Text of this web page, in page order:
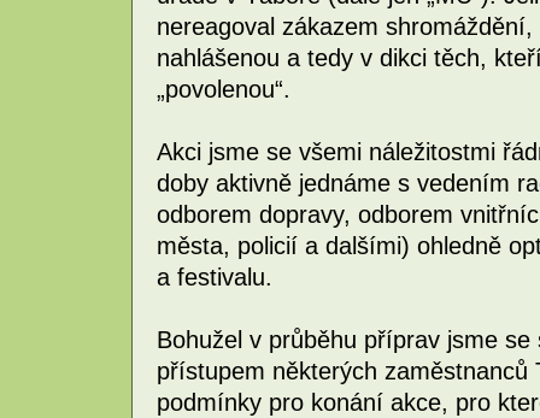
nereagoval zákazem
nahlášenou a tedy v dikci těch,
„povolenou“.
Akci jsme se všemi náležitostmi
doby aktivně jednáme s vedením
odborem dopravy, odborem
města, policií a dalšími) ohledně
a festivalu.
Bohužel v průběhu příprav jsme
přístupem některých zaměstnanců
podmínky pro konání akce, pro